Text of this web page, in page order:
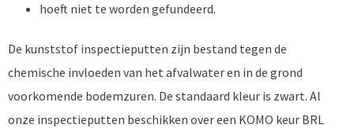
hoeft niet te worden gefundeerd.
De kunststof inspectieputten zijn bestand tegen de
chemische invloeden van het afvalwater en in de grond
voorkomende bodemzuren. De standaard kleur is zwart. Al
onze inspectieputten beschikken over een KOMO keur BRL